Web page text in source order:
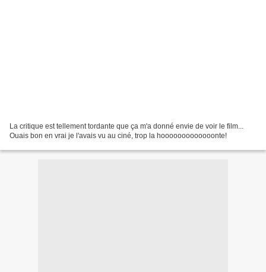
La critique est tellement tordante que ça m'a donné envie de voir le film...
Ouais bon en vrai je l'avais vu au ciné, trop la hooooooooooooonte!